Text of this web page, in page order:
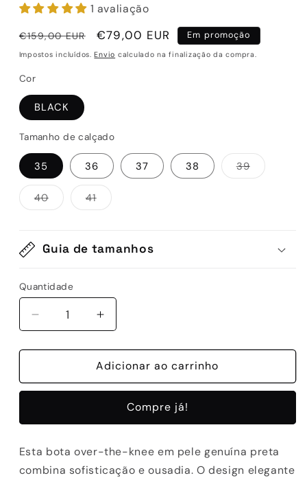
1 avaliação
Preço
normal
€159,00 EUR
Preço
de
€79,00 EUR Em promoção
Impostos incluídos.Envio calculado na finalização da compra.
Cor
BLACK
Tamanho de calçado
35 36 37 38 39Variante
esgotada
40Variante
esgotada
41Variante
esgotada
Guia de tamanhos
Quantidade
Quantidade
Diminuir
a
quantidade
BOTAS
-
121
BLACK
Aumentar
a
quantidade
de
BOTAS
-
121
BLACK
Adicionar ao carrinho
Compre já!
Esta bota over-the-knee em pele genuína preta
combina sofisticação e ousadia. O design elegante